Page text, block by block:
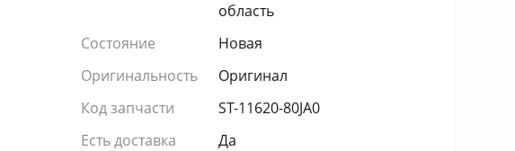
область
Состояние
Новая
Оригинальность
Оригинал
Код запчасти
ST-11620-80JA0
Есть доставка
Да